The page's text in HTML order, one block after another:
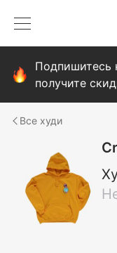
Подпишитесь
получите
худи